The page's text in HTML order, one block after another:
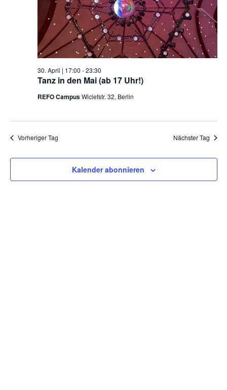
Kontakt
Tanz in den Mai (ab 17 Uhr!)
30. April | 17:00 -23:30
REFO CampusWiclefstr. 32, Berlin
Vorheriger Tag Nächster Tag
Kalender abonnieren